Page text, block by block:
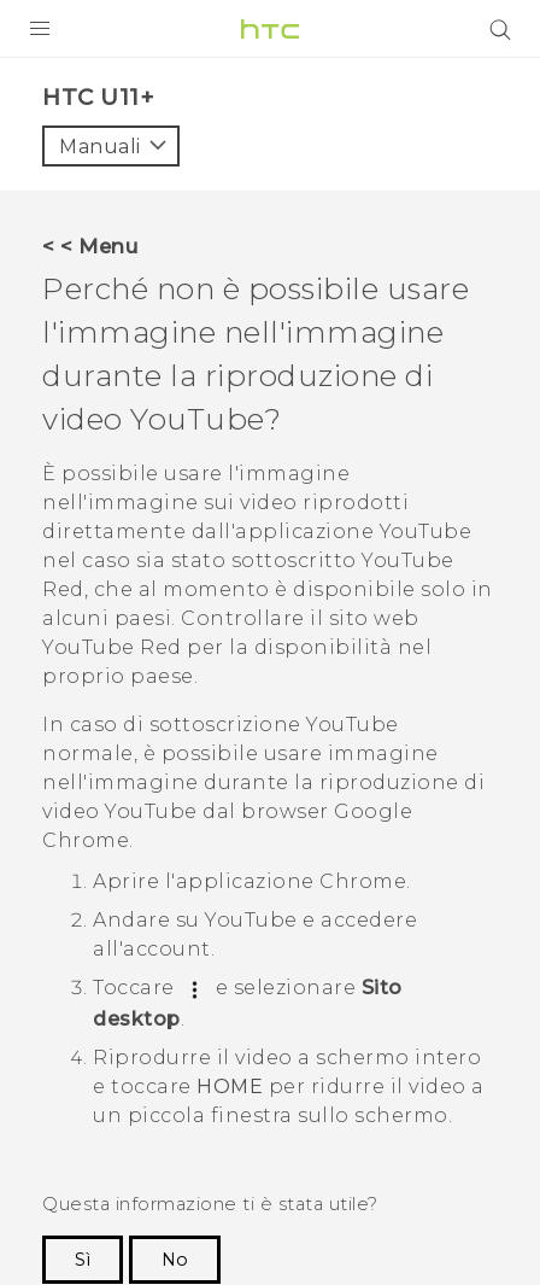
VIVE
VIVERSE
ASSISTENZA
Accessori e dispositivi HTC
Accesso
HTC U11+‎
Manuali
< < Menu
Perché non è possibile usare
l'immagine nell'immagine
durante la riproduzione di
video YouTube?
È possibile usare l'immagine
nell'immagine sui video riprodotti
direttamente dall'applicazioneYouTube
nel caso sia stato sottoscrittoYouTube
Red , che al momento è disponibile solo in
alcuni paesi. Controllare il sito web
YouTube Red per la disponibilità nel
proprio paese.
In caso di sottoscrizioneYouTube
normale, è possibile usare immagine
nell'immagine durante la riproduzione di
videoYouTube dal browser Google
Chrome.
Aprire l'applicazione Chrome.
Andare suYouTube e accedere
all'account.
Toccare
e selezionare Sito
desktop
Riprodurre il video a schermo intero
e toccare HOME per ridurre il video a
un piccola finestra sullo schermo.
Questa informazione ti è stata utile?
Sì
No